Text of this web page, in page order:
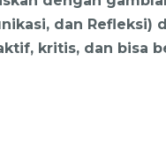
dan Refleksi)
kritis, dan bisa